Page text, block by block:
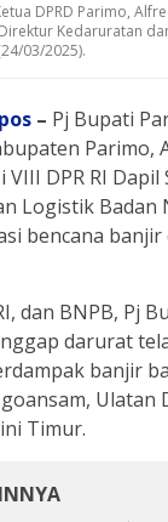
DPRD Parimo,
Kedaruratan
03/2025).
– Pj Bupati
DPR RI
Logistik Badan
bencana banjir
dan BNPB, Pj
darurat
banjir
Timur.